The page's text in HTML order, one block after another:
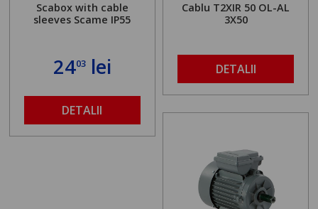
Scabox with cable
sleeves Scame IP55
2403lei
DETALII
Cablu T2XIR 50 OL-AL
3X50
DETALII